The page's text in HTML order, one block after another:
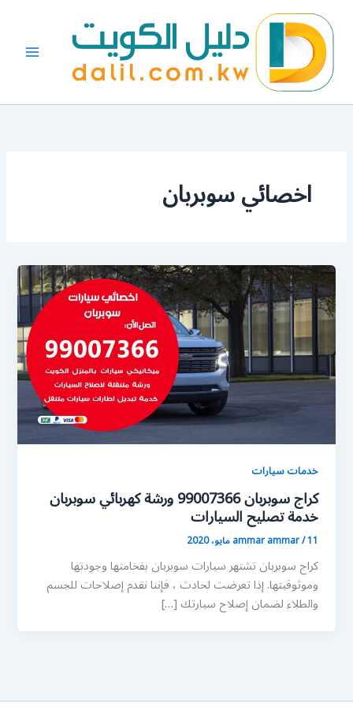
المحتوى
اخصائي سوبربان
خدمات سيارات
كراج سوبربان 99007366 ورشة كهربائي سوبربان
خدمة تصليح السيارات
ammar ammar/11 مايو، 2020
كراج سوبربان تشتهر سيارات سوبربان بفخامتها وجودتها
وموثوقيتها. إذا تعرضت لحادث ، فإننا نقدم إصلاحات للجسم
والطلاء لضمان إصلاح سيارتك […]